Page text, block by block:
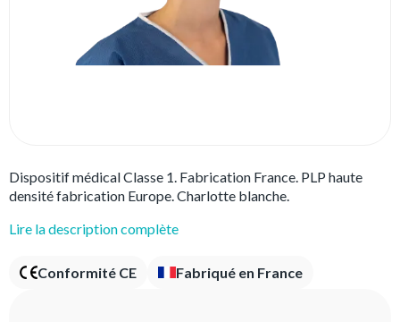
Dispositif médical Classe 1. Fabrication France. PLP haute
densité fabrication Europe. Charlotte blanche.
Lire la description complète
Conformité CE Fabriqué en France